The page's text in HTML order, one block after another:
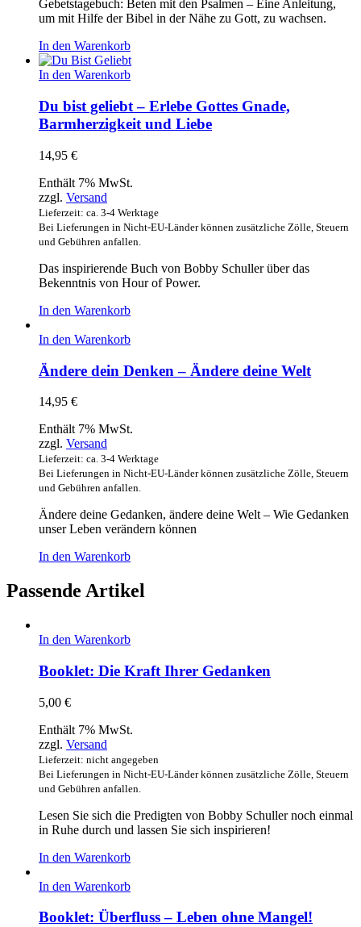
Gebetstagebuch: Beten mit den Psalmen – Eine Anleitung,
um mit Hilfe der Bibel in der Nähe zu Gott, zu wachsen.
In den Warenkorb
In den Warenkorb
Du bist geliebt – Erlebe Gottes Gnade,
Barmherzigkeit und Liebe
14,95 €
Enthält 7% MwSt.
zzgl. Versand
Lieferzeit: ca. 3-4 Werktage
Bei Lieferungen in Nicht-EU-Länder können zusätzliche Zölle, Steuern
und Gebühren anfallen.
Das inspirierende Buch von Bobby Schuller über das
Bekenntnis von Hour of Power.
In den Warenkorb
In den Warenkorb
Ändere dein Denken – Ändere deine Welt
14,95 €
Enthält 7% MwSt.
zzgl. Versand
Lieferzeit: ca. 3-4 Werktage
Bei Lieferungen in Nicht-EU-Länder können zusätzliche Zölle, Steuern
und Gebühren anfallen.
Ändere deine Gedanken, ändere deine Welt – Wie Gedanken
unser Leben verändern können
In den Warenkorb
Passende Artikel
In den Warenkorb
Booklet: Die Kraft Ihrer Gedanken
5,00 €
Enthält 7% MwSt.
zzgl. Versand
Lieferzeit: nicht angegeben
Bei Lieferungen in Nicht-EU-Länder können zusätzliche Zölle, Steuern
und Gebühren anfallen.
Lesen Sie sich die Predigten von Bobby Schuller noch einmal
in Ruhe durch und lassen Sie sich inspirieren!
In den Warenkorb
In den Warenkorb
Booklet: Überfluss – Leben ohne Mangel!